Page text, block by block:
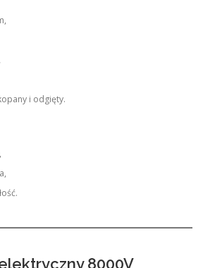
i odgięty.
8000V